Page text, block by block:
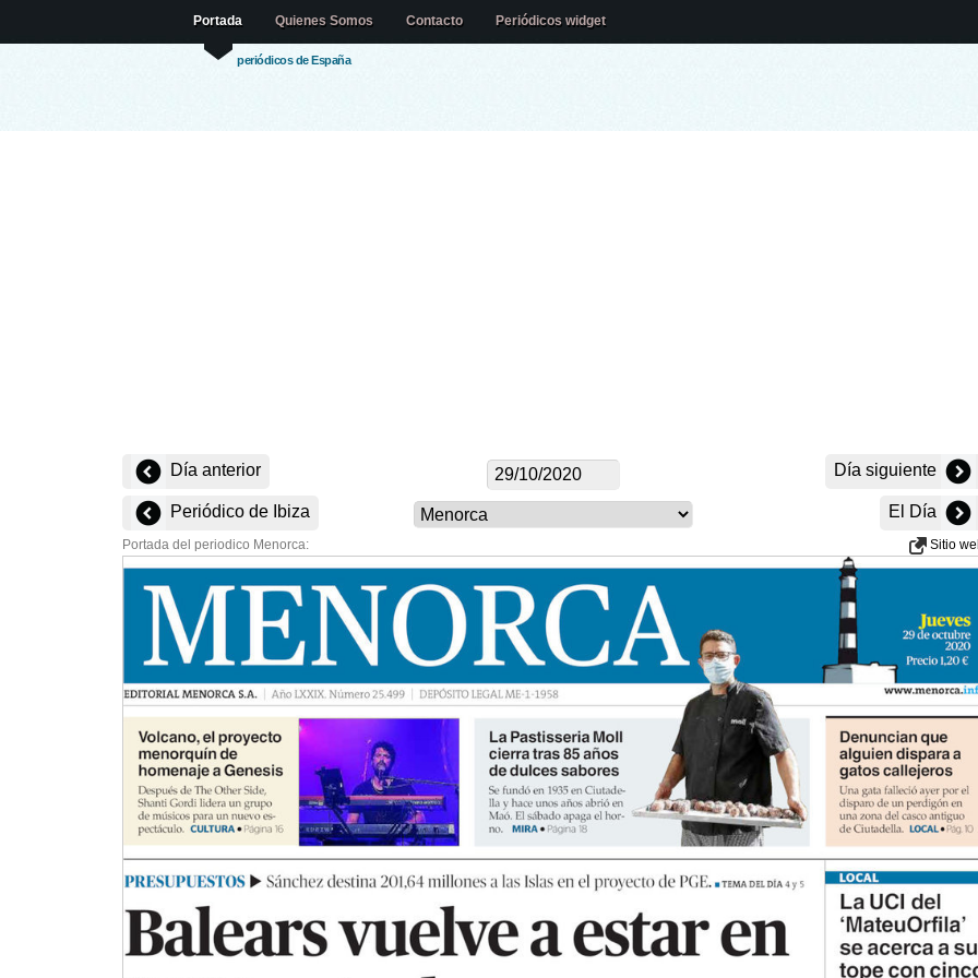
periódicos de España
Portada Quienes Somos Contacto Periódicos widget
Día anterior Día siguiente
Periódico de Ibiza El Día
Portada del periodico Menorca: Sitio